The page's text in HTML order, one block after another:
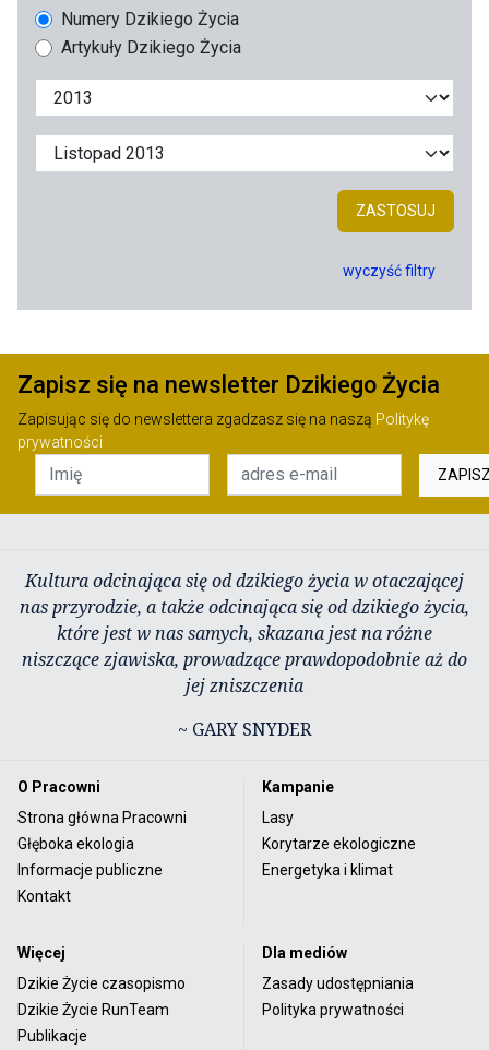
Numery Dzikiego Życia
Artykuły Dzikiego Życia
ZASTOSUJ
wyczyść filtry
Zapisz się na newsletter Dzikiego Życia
Zapisując się do newslettera zgadzasz się na naszą Politykę
prywatności
Kultura odcinająca się od dzikiego życia w otaczającej
nas przyrodzie, a także odcinająca się od dzikiego życia,
które jest w nas samych, skazana jest na różne
niszczące zjawiska, prowadzące prawdopodobnie aż do
jej zniszczenia
~ GARY SNYDER
O Pracowni
Strona główna Pracowni
Głęboka ekologia
Informacje publiczne
Kontakt
Kampanie
Lasy
Korytarze ekologiczne
Energetyka i klimat
Więcej
Dzikie Życie czasopismo
Dzikie Życie RunTeam
Publikacje
Dla mediów
Zasady udostępniania
Polityka prywatności